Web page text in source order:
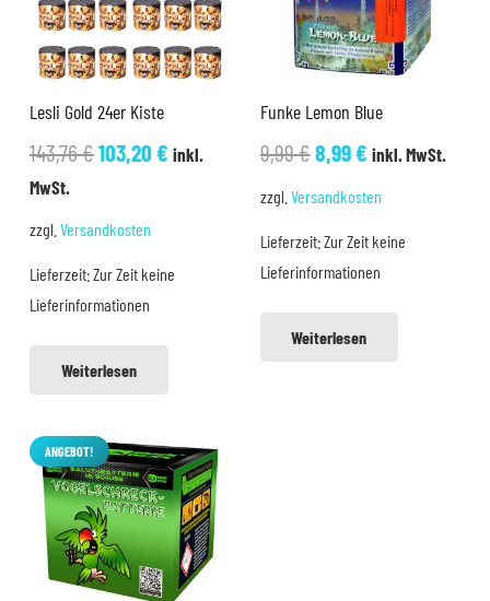
Lesli Gold 24er Kiste
143,76€Ursprünglicher
103,20€Aktueller
inkl.
MwSt.
zzgl. Versandkosten
Lieferzeit:Zur Zeit keine
Lieferinformationen
Weiterlesen
Funke Lemon Blue
9,99€Ursprünglicher
9,99 €
8,99€Aktueller
8,99 €.
inkl. MwSt.
zzgl. Versandkosten
Lieferzeit:Zur Zeit keine
Lieferinformationen
Weiterlesen
ANGEBOT!